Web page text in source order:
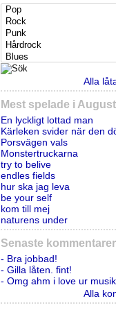
Alla
Mest spelade i
En lyckligt lottad man
Kärleken svider när den
Porsvägen vals
Monstertruckarna
try to belive
endles fields
hur ska jag leva
be your self
kom till mej
naturens under
Senaste
- Bra jobbad!
- Gilla låten. fint!
- Omg ahm i love ur musik
Alla